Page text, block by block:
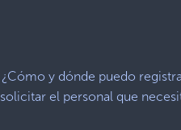
¿Cómo y dónde puedo
solicitar el personal que